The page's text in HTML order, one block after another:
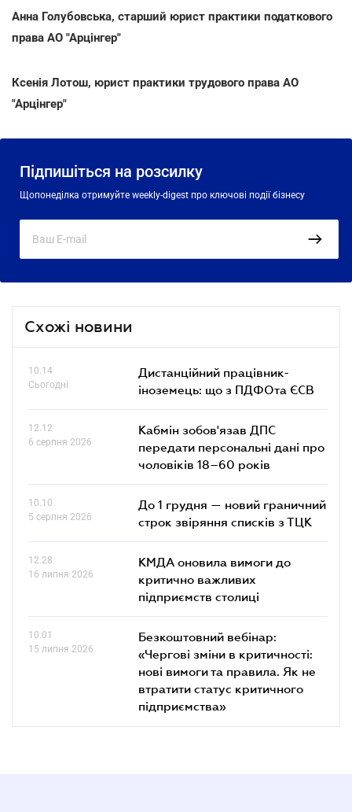
Анна Голубовська, старший юрист практики податкового
права АО "Арцінгер"
Ксенія Лотош, юрист практики трудового права АО
"Арцінгер"
Підпишіться на розсилку
Щопонеділка отримуйте weekly-digest про ключові події бізнесу
Схожі новини
10.14
Сьогодні
Дистанційний працівник-
іноземець: що з ПДФОта ЄСВ
12.12
6 серпня 2026
Кабмін зобов'язав ДПС
передати персональні дані про
чоловіків 18–60 років
10.10
5 серпня 2026
До 1 грудня — новий граничний
строк звіряння списків з ТЦК
12.28
16 липня 2026
КМДА оновила вимоги до
критично важливих
підприємств столиці
10.01
15 липня 2026
Безкоштовний вебінар:
«Чергові зміни в критичності:
нові вимоги та правила. Як не
втратити статус критичного
підприємства»